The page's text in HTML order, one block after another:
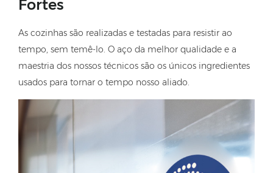
Fortes
As cozinhas são realizadas e testadas para resistir ao
tempo, sem temê-lo. O aço da melhor qualidade e a
maestria dos nossos técnicos são os únicos ingredientes
usados para tornar o tempo nosso aliado.